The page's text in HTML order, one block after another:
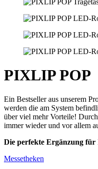
PIXLIP POP
Ein Bestseller aus unserem
werden die am System
über viel mehr Vorteile!
immer wieder und vor allem
Die perfekte Ergänzung für
Messetheken